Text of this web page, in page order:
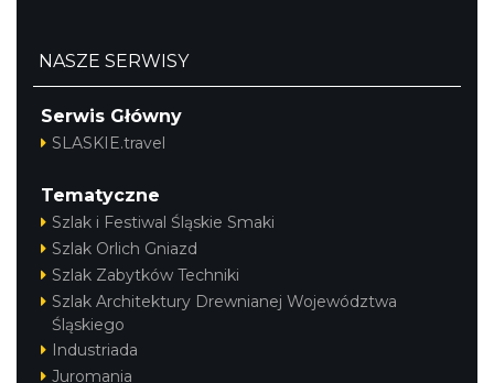
NASZE SERWISY
Serwis Główny
SLASKIE.travel
Tematyczne
Szlak i Festiwal Śląskie Smaki
Szlak Orlich Gniazd
Szlak Zabytków Techniki
Szlak Architektury Drewnianej Województwa
Śląskiego
Industriada
Juromania